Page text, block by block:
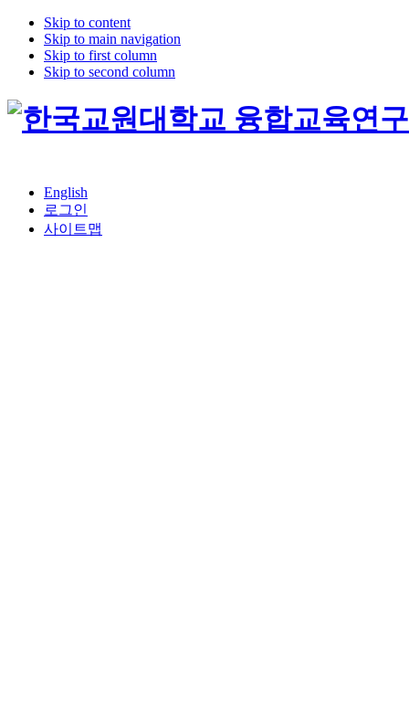
Skip to content
Skip to main navigation
Skip to first column
Skip to second column
English
로그인
사이트맵